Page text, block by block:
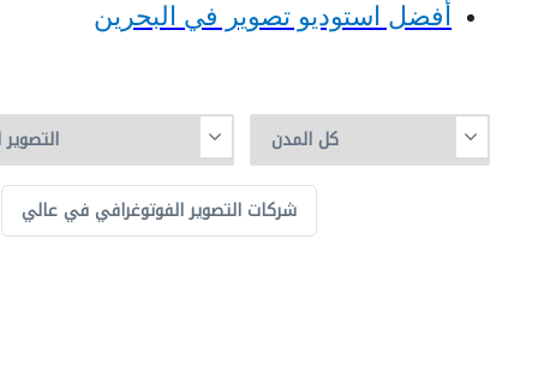
أفضل استوديو تصوير في البحرين
شركات التصوير الفوتوغرافي في عالي